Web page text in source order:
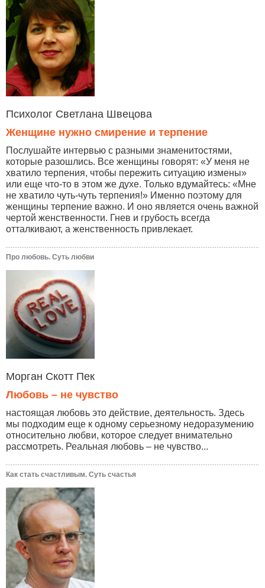
Психолог Светлана Швецова
Женщине нужно смирение и терпение
Послушайте интервью с разными знаменитостями,
которые разошлись. Все женщины говорят: «У меня не
хватило терпения, чтобы пережить ситуацию измены»
или еще что-то в этом же духе. Только вдумайтесь: «Мне
не хватило чуть-чуть терпения!» Именно поэтому для
женщины терпение важно. И оно является очень важной
чертой женственности. Гнев и грубость всегда
отталкивают, а женственность привлекает.
Про любовь. Суть любви
Морган Скотт Пек
Любовь – не чувство
настоящая любовь это действие, деятельность. Здесь
мы подходим еще к одному серьезному недоразумению
относительно любви, которое следует внимательно
рассмотреть. Реальная любовь – не чувство...
Как стать счастливым. Суть счастья